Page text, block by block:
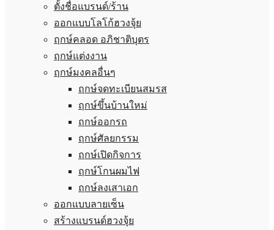
ตั้งชื่อแบรนด์/ร้าน
ออกแบบโลโก้ฮวงจุ้ย
ฤกษ์คลอด อภิชาติบุตร
ฤกษ์แต่งงาน
ฤกษ์มงคลอื่นๆ
ฤกษ์จดทะเบียนสมรส
ฤกษ์ขึ้นบ้านใหม่
ฤกษ์ออกรถ
ฤกษ์ศัลยกรรม
ฤกษ์เปิดกิจการ
ฤกษ์โกนผมไฟ
ฤกษ์ลงเสาเอก
ออกแบบลายเซ็น
สร้างแบรนด์ฮวงจุ้ย